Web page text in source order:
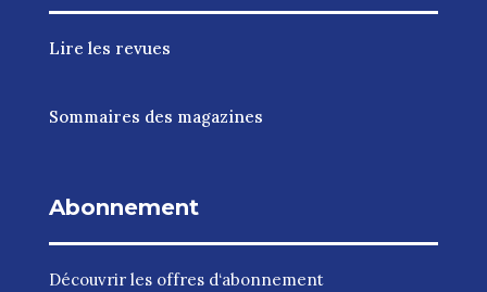
Lire les revues
Sommaires des magazines
Abonnement
Découvrir les offres d‘abonnement